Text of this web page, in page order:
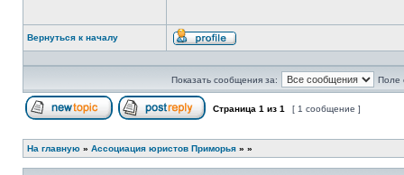
Вернуться к началу
Профиль
Показать сообщения за: Поле
Страница 1 из 1 [ 1 сообщение ]
На главную » Ассоциация юристов Приморья » »